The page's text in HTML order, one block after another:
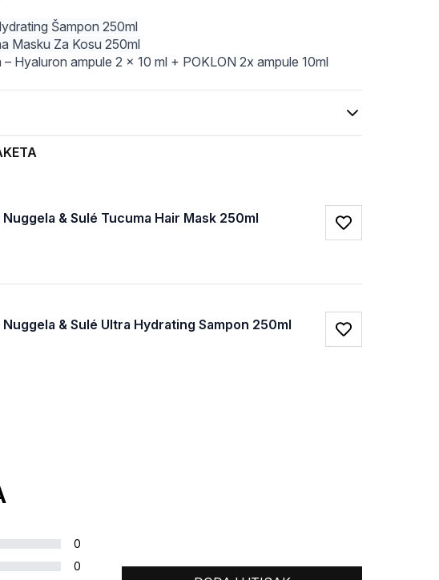
Šampon 250ml
Masku Za Kosu 250ml
– Hyaluron ampule 2 x 10 ml + POKLON 2x ampule 10ml
Nuggela & Sulé Tucuma Hair Mask 250ml Favorite
Nuggela & Sulé Ultra Hydrating Sampon 250ml Favorite
0
0